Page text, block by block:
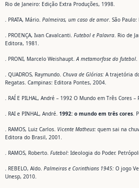
Rio de Janeiro: Edição Extra Produções, 1998.
. PRATA, Mário. Palmeiras, um caso de amor. São Paulo:
. PROENÇA, Ivan Cavalcanti. Futebol e Palavra. Rio de
Editora, 1981.
. PRONI, Marcelo Weishaupt.A metamorfose do futebol.
. QUADROS, Raymundo. Chuva de Glórias: A trajetória
Regatas. Campinas: Editora Pontes, 2004.
. RAÍ E PILHAL, André – 1992 O Mundo em Três Cores –
. RAI e PINHAL, André. 1992: o mundo em três cores.
. RAMOS, Luiz Carlos. Vicente Matheus: quem sai na
Editora do Brasil, 2001.
. RAMOS, Roberto. Futebol: Ideologia do Poder.
. REBELO, Aldo. Palmeiras e Corinthians 1945: O jogo
Unesp, 2010.